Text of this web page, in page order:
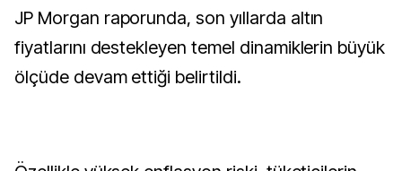
JP Morgan raporunda, son yıllarda altın
fiyatlarını destekleyen temel dinamiklerin büyük
ölçüde devam ettiği belirtildi.